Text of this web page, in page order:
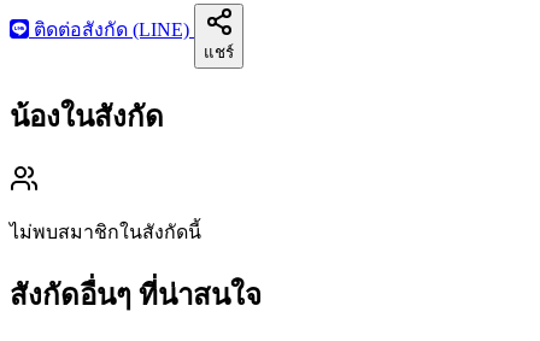
ติดต่อสังกัด (LINE)
แชร์
น้องในสังกัด
ไม่พบสมาชิกในสังกัดนี้
สังกัดอื่นๆ ที่น่าสนใจ